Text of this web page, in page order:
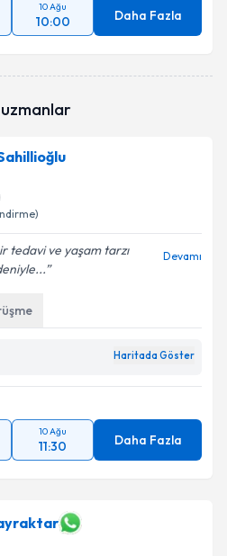
10 Ağu
10:00 Daha Fazla
tedavi ve yaşam tarzı
Devamı
Haritada Göster
10 Ağu
11:30 Daha Fazla